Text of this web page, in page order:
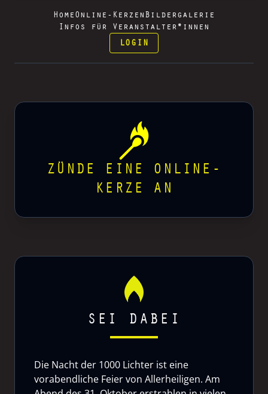
Home Online-Kerzen Bildergalerie
Infos für Veranstalter*innen
LOGIN
ZÜNDE EINE ONLINE-
KERZE AN
SEI DABEI
Die Nacht der 1000 Lichter ist eine
vorabendliche Feier von Allerheiligen. Am